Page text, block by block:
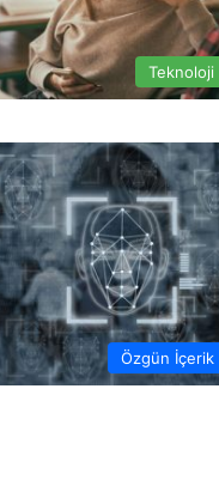
Teknoloji
Özgün İçerik